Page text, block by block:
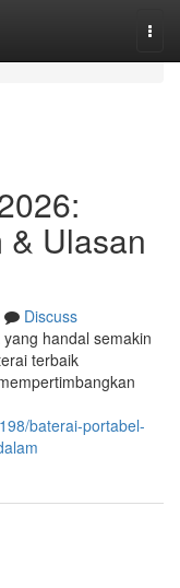
Ulasan
Discuss
handal semakin
terbaik
baterai-portabel-